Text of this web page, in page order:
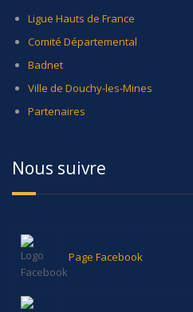
Ligue Hauts de France
Comité Départemental
Badnet
Ville de Douchy-les-Mines
Partenaires
Nous suivre
Page Facebook